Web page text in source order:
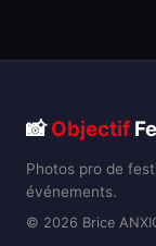
📸Objectif
Photos pro de
événements.
© 2026 Brice